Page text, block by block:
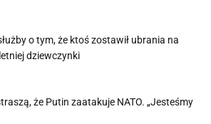
o tym, że ktoś zostawił ubrania na
dziewczynki
że Putin zaatakuje NATO. „Jesteśmy